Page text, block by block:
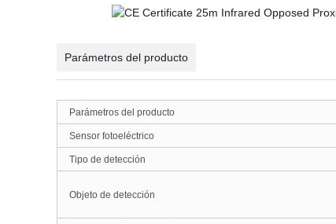
Parámetros del producto
Parámetros del producto
Sensor fotoeléctrico
Tipo de detección
Objeto de detección